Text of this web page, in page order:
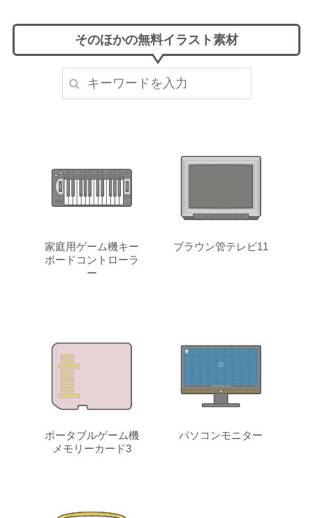
そのほかの無料イラスト素材
家庭用ゲーム機キー
ボードコントローラ
ー
ブラウン管テレビ11
ポータブルゲーム機
メモリーカード3
パソコンモニター